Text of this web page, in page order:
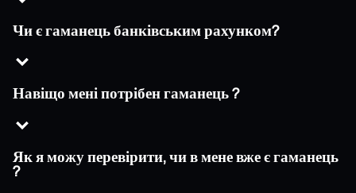
Чи є гаманець банківським рахунком?
Навіщо мені потрібен гаманець ?
Як я можу перевірити, чи в мене вже є гаманець
?